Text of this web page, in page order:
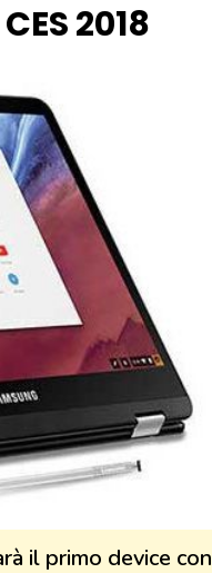
2018
il primo device con